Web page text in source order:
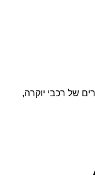
של רכבי יוקרה,